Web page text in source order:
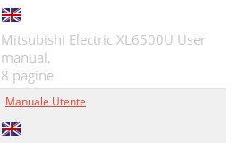
Mitsubishi Electric XL6500U User
manual,
8 pagine
Manuale Utente